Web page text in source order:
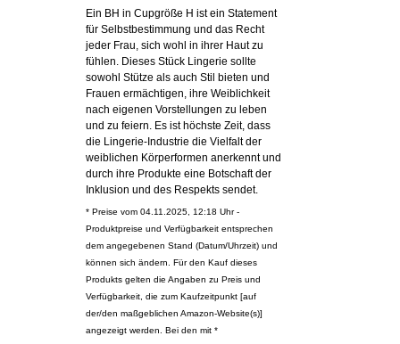
Ein BH in Cupgröße H ist ein Statement
für Selbstbestimmung und das Recht
jeder Frau, sich wohl in ihrer Haut zu
fühlen. Dieses Stück Lingerie sollte
sowohl Stütze als auch Stil bieten und
Frauen ermächtigen, ihre Weiblichkeit
nach eigenen Vorstellungen zu leben
und zu feiern. Es ist höchste Zeit, dass
die Lingerie-Industrie die Vielfalt der
weiblichen Körperformen anerkennt und
durch ihre Produkte eine Botschaft der
Inklusion und des Respekts sendet.
* Preise vom 04.11.2025, 12:18 Uhr -
Produktpreise und Verfügbarkeit entsprechen
dem angegebenen Stand (Datum/Uhrzeit) und
können sich ändern. Für den Kauf dieses
Produkts gelten die Angaben zu Preis und
Verfügbarkeit, die zum Kaufzeitpunkt [auf
der/den maßgeblichen Amazon-Website(s)]
angezeigt werden. Bei den mit *